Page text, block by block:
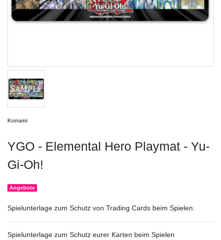
Konami
YGO - Elemental Hero Playmat - Yu-
Gi-Oh!
Angebote
Spielunterlage zum Schutz von Trading Cards beim Spielen.
Spielunterlage zum Schutz eurer Karten beim Spielen